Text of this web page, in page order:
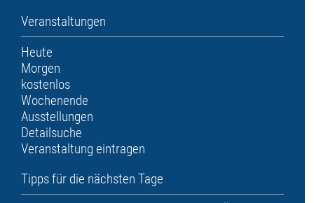
Veranstaltungen
Heute
Morgen
kostenlos
Wochenende
Ausstellungen
Detailsuche
Veranstaltung eintragen
Tipps für die nächsten Tage